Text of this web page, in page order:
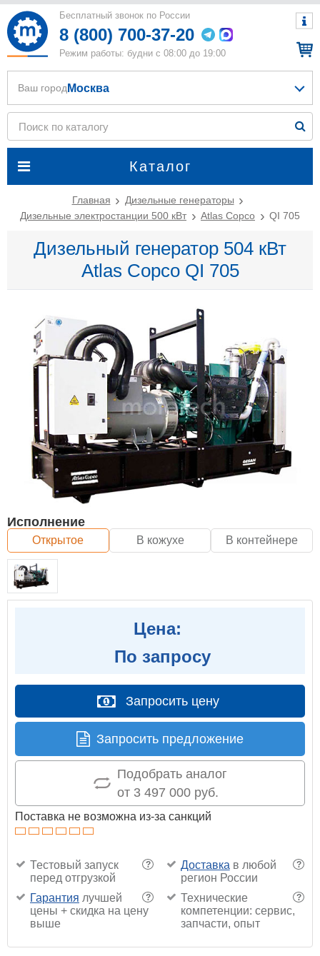
Бесплатный звонок по России
8 (800) 700-37-20
Режим работы: будни с 08:00 до 19:00
Каталог
Ваш город Москва
Главная
Дизельные генераторы
Дизельные электростанции 500 кВт
Atlas Copco QI 705
Дизельный генератор 504 кВт
Atlas Copco QI 705
Исполнение
Открытое В кожухе В контейнере
Цена:
По запросу
Запросить цену
Запросить предложение
Подобрать аналог
от 3 497 000 руб.
Поставка не возможна из-за санкций
?
Тестовый запуск
перед отгрузкой
?
Доставка в любой
регион России
?
Гарантия лучшей
цены + скидка на цену
выше
?
Технические
компетенции: сервис,
запчасти, опыт